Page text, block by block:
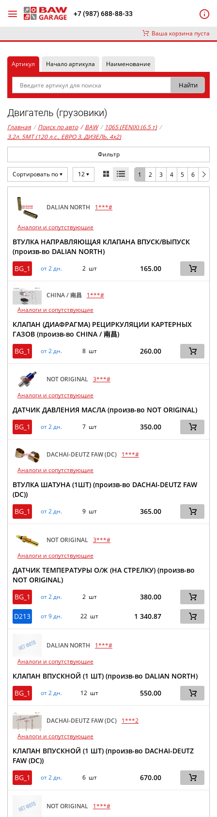
+7 (987) 688-88-33
Ваша корзина пуста
Артикул Начало артикула Наименование
Двигатель (грузовики)
Главная / Поиск по авто / BAW / 1065 (FENIX) (6.5 т) /
3,2л. 5MT (120 л.с., ЕВРО 3, ДИЗЕЛЬ, 4x2)
Фильтр
Сортировать по 12 1 2 3 4 5 6
DALIAN NORTH 1***#
Аналоги и сопутствующие
ВТУЛКА НАПРАВЛЯЮЩАЯ КЛАПАНА ВПУСК/ВЫПУСК
(произв-во DALIAN NORTH)
BG_1
от 2 дн. 2 шт 165.00
CHINA / 南昌
1***#
Аналоги и сопутствующие
КЛАПАН (ДИАФРАГМА) РЕЦИРКУЛЯЦИИ КАРТЕРНЫХ
ГАЗОВ (произв-во CHINA / 南昌)
BG_1
от 2 дн. 8 шт 260.00
NOT ORIGINAL 3***#
Аналоги и сопутствующие
ДАТЧИК ДАВЛЕНИЯ МАСЛА (произв-во NOT ORIGINAL)
BG_1
от 2 дн. 7 шт 350.00
DACHAI-DEUTZ FAW (DC)
1***#
Аналоги и сопутствующие
ВТУЛКА ШАТУНА (1ШТ) (произв-во DACHAI-DEUTZ FAW
(DC))
BG_1
от 2 дн. 9 шт 365.00
NOT ORIGINAL 3***#
Аналоги и сопутствующие
ДАТЧИК ТЕМПЕРАТУРЫ О/Ж (НА СТРЕЛКУ) (произв-во
NOT ORIGINAL)
BG_1
от 2 дн. 2 шт 380.00
D213 от 9 дн. 22 шт 1 340.87
DALIAN NORTH
1***#
Аналоги и сопутствующие
КЛАПАН ВПУСКНОЙ (1 ШТ) (произв-во DALIAN NORTH)
BG_1
от 2 дн. 12 шт 550.00
DACHAI-DEUTZ FAW (DC)
1***2
Аналоги и сопутствующие
КЛАПАН ВПУСКНОЙ (1 ШТ) (произв-во DACHAI-DEUTZ
FAW (DC))
BG_1
от 2 дн. 6 шт 670.00
NOT ORIGINAL
1***#